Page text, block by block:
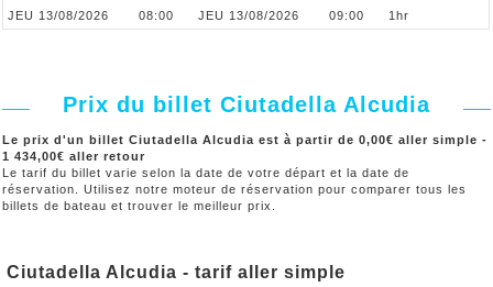
JEU 13/08/2026
08:00 JEU 13/08/2026 09:00 1hr
Prix du billet Ciutadella Alcudia
Le prix d'un billet Ciutadella Alcudia est à partir de 0,00€ aller simple -
1 434,00€ aller retour
Le tarif du billet varie selon la date de votre départ et la date de
réservation. Utilisez notre moteur de réservation pour comparer tous les
billets de bateau et trouver le meilleur prix.
Ciutadella Alcudia - tarif aller simple